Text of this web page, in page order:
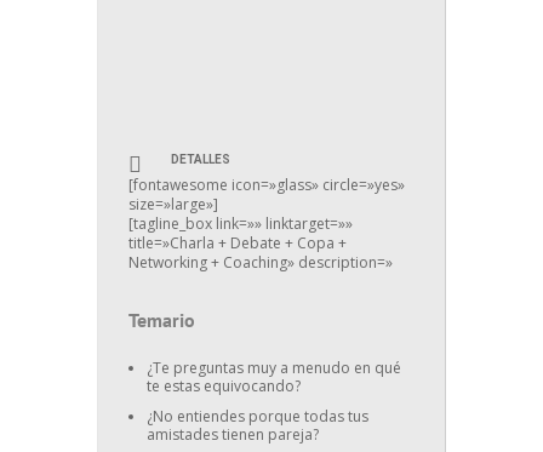
DETALLES
[fontawesome icon=»glass» circle=»yes»
size=»large»]
[tagline_box link=»» linktarget=»»
title=»Charla + Debate + Copa +
Networking + Coaching» description=»
Temario
¿Te preguntas muy a menudo en qué
te estas equivocando?
¿No entiendes porque todas tus
amistades tienen pareja?